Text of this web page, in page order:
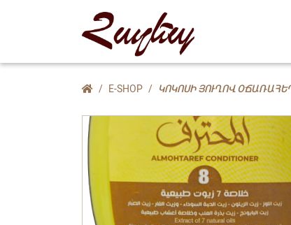
E-SHOP ԿՈԿՈՍԻ ՅՈՒՂՈՎ